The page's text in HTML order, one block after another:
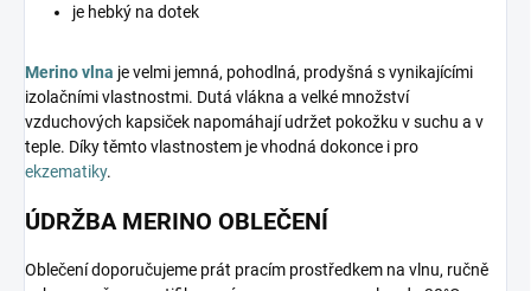
je hebký na dotek
Merino vlna je velmi jemná, pohodlná, prodyšná s vynikajícími
izolačními vlastnostmi. Dutá vlákna a velké množství
vzduchových kapsiček napomáhají udržet pokožku v suchu a v
teple. Díky těmto vlastnostem je vhodná dokonce i pro
ekzematiky.
ÚDRŽBA MERINO OBLEČENÍ
Oblečení doporučujeme prát pracím prostředkem na vlnu, ručně